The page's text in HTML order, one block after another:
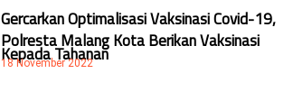
Gercarkan Optimalisasi Vaksinasi Covid-19,
Polresta Malang Kota Berikan Vaksinasi
Kepada Tahanan
18 November 2022